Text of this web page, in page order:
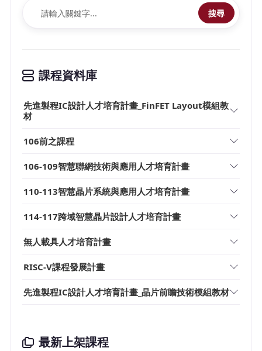
搜尋
課程資料庫
先進製程IC設計人才培育計畫_FinFET Layout模組教
材
106前之課程
106-109智慧聯網技術與應用人才培育計畫
110-113智慧晶片系統與應用人才培育計畫
114-117跨域智慧晶片設計人才培育計畫
無人載具人才培育計畫
RISC-V課程發展計畫
先進製程IC設計人才培育計畫_晶片前瞻技術模組教材
最新上架課程